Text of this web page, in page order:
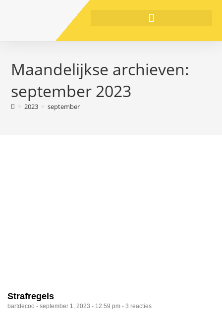
Maandelijkse archieven:
september 2023
> 2023 > september
Strafregels
bartdecoo september 1, 2023 12:59 pm 3 reacties